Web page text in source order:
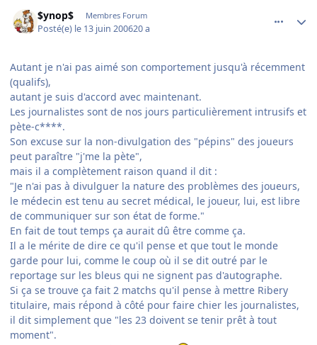
$ynop$ Membres Forum
Posté(e) le 13 juin 200620 a
Autant je n'ai pas aimé son comportement jusqu'à récemment
(qualifs),
autant je suis d'accord avec maintenant.
Les journalistes sont de nos jours particulièrement intrusifs et
pète-c****.
Son excuse sur la non-divulgation des "pépins" des joueurs
peut paraître "j'me la pète",
mais il a complètement raison quand il dit :
"Je n'ai pas à divulguer la nature des problèmes des joueurs,
le médecin est tenu au secret médical, le joueur, lui, est libre
de communiquer sur son état de forme."
En fait de tout temps ça aurait dû être comme ça.
Il a le mérite de dire ce qu'il pense et que tout le monde
garde pour lui, comme le coup où il se dit outré par le
reportage sur les bleus qui ne signent pas d'autographe.
Si ça se trouve ça fait 2 matchs qu'il pense à mettre Ribery
titulaire, mais répond à côté pour faire chier les journalistes,
il dit simplement que "les 23 doivent se tenir prêt à tout
moment".